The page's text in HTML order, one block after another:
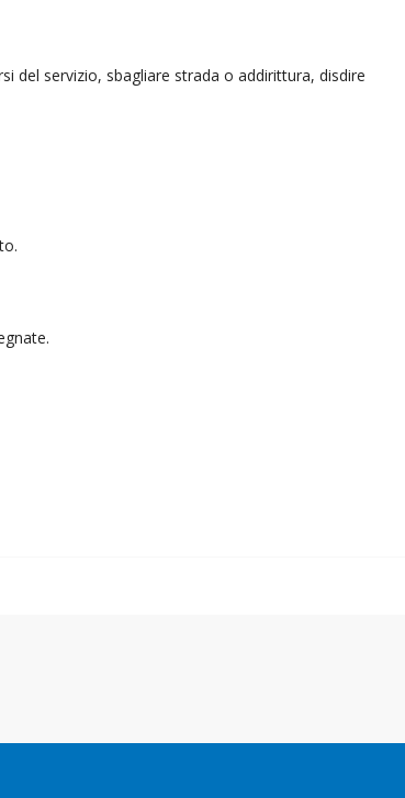
del servizio, sbagliare strada o addirittura, disdire